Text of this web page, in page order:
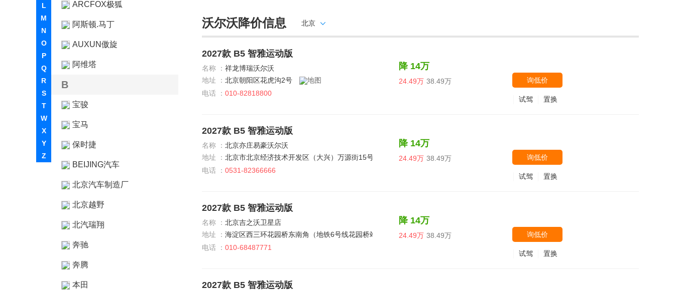
L
M
N
O
P
Q
R
S
T
W
X
Y
Z
ARCFOX极狐
阿斯顿.马丁
AUXUN傲旋
阿维塔
B
宝骏
宝马
保时捷
BEIJING汽车
北京汽车制造厂
北京越野
北汽瑞翔
奔驰
奔腾
本田
沃尔沃降价信息 北京
2027款 B5 智雅运动版
名称 ： 祥龙博瑞沃尔沃
地址 ： 北京朝阳区花虎沟2号
电话 ： 010-82818800
降 14万
24.49万 38.49万 询低价
置换
试驾
2027款 B5 智雅运动版
名称 ： 北京亦庄易豪沃尔沃
地址 ： 北京市北京经济技术开发区（大兴）万源街15号
电话 ： 0531-82366666
降 14万
24.49万 38.49万 询低价
置换
试驾
2027款 B5 智雅运动版
名称 ： 北京吉之沃卫星店
地址 ： 海淀区西三环花园桥东南角（地铁6号线花园桥站C出口）
电话 ： 010-68487771
降 14万
24.49万 38.49万 询低价
置换
试驾
2027款 B5 智雅运动版